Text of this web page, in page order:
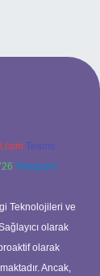
Teams:
Telegram:
Teknolojileri ve
olarak
olarak
Ancak,